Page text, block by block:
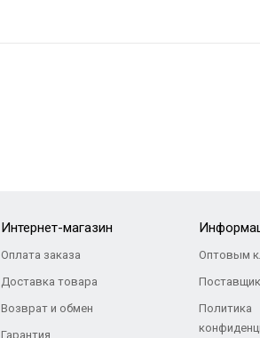
Интернет-магазин
Оплата заказа
Доставка товара
Возврат и обмен
Гарантия
Оптовым
Политика